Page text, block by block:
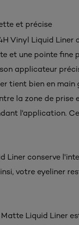
et précise
Vinyl Liquid Liner
et une pointe fine
applicateur
tient bien en main
la zone de prise
l'application.
Liner conserve
votre eyeliner
Liquid Liner